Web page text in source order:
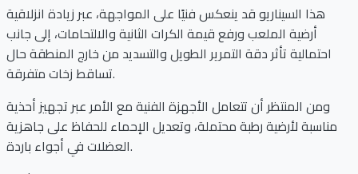
هذا السيناريو قد ينعكس فنيًا على المواجهة، عبر زيادة انزلاقية
أرضية الملعب ورفع قيمة الكرات الثانية والالتحامات، إلى جانب
احتمالية تأثر دقة التمرير الطويل والتسديد من خارج المنطقة حال
تساقط زخات متفرقة.
ومن المنتظر أن تتعامل الأجهزة الفنية مع الأمر عبر تجهيز أحذية
مناسبة لأرضية رطبة محتملة، وتعديل الإحماء للحفاظ على جاهزية
العضلات في أجواء باردة.